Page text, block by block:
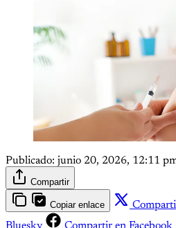
Publicado: junio 20, 2026, 12:11
Compartir
Copiar enlace
Bluesky
Compartir en Facebook